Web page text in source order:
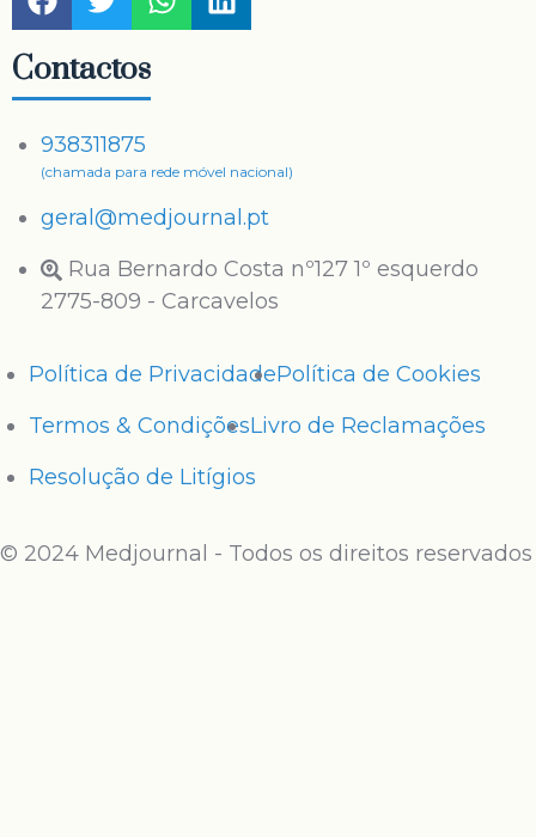
Contactos
938311875
(chamada para rede móvel nacional)
geral@medjournal.pt
Rua Bernardo Costa nº127 1º esquerdo
2775-809 - Carcavelos
Política de PrivacidadePolítica de Cookies
Termos & CondiçõesLivro de Reclamações
Resolução de Litígios
© 2024 Medjournal - Todos os direitos reservados